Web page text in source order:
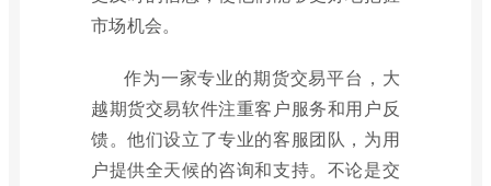
市场机会。
作为一家专业的期货交易平台，大
越期货交易软件注重客户服务和用户反
馈。他们设立了专业的客服团队，为用
户提供全天候的咨询和支持。不论是交